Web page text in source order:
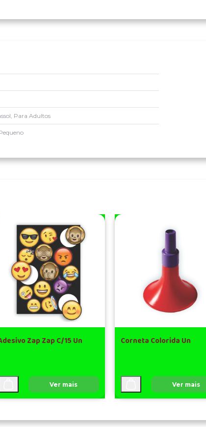
Para Adultos
Zap Zap C/15 Un
Ver mais
Corneta Colorida Un
Ver mais